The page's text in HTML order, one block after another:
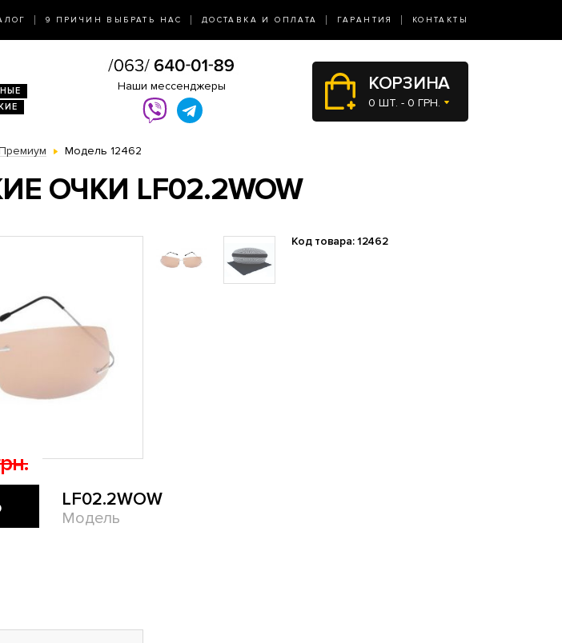
9 ПРИЧИН ВЫБРАТЬ НАС ДОСТАВКА И ОПЛАТА ГАРАНТИЯ КОНТАКТЫ
Наши мессенджеры КОРЗИНА
0 ШТ. - 0 ГРН.
Модель 12462
ОЧКИ LF02.2WOW
LF02.2WOW
Модель
Код товара: 12462